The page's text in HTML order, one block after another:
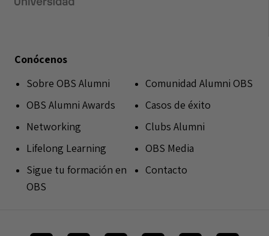
Conócenos
Sobre OBS Alumni
OBS Alumni Awards
Networking
Lifelong Learning
Sigue tu formación en
OBS
Comunidad Alumni OBS
Casos de éxito
Clubs Alumni
OBS Media
Contacto